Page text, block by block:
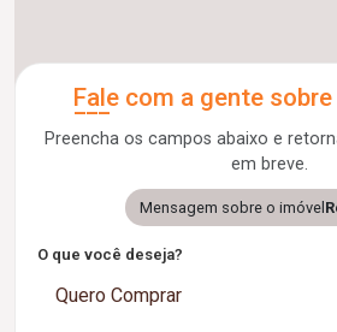
Fale com a gente
Preencha os campos abaixo e
em breve.
Mensagem sobre o imóvel
O que você deseja?
Quero Comprar